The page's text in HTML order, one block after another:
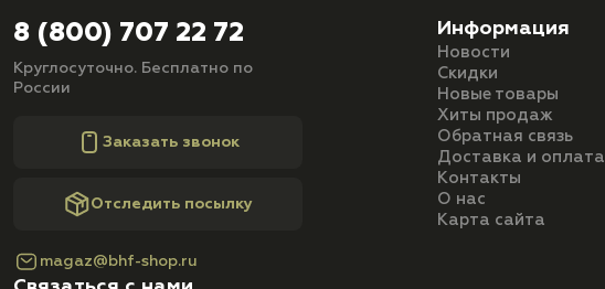
8 (800) 707 22 72
Круглосуточно. Бесплатно по
России
Заказать звонок
Отследить посылку
magaz@bhf-shop.ru
Информация
Новости
Скидки
Новые товары
Хиты продаж
Обратная связь
Доставка и оплата
Контакты
О нас
Карта сайта